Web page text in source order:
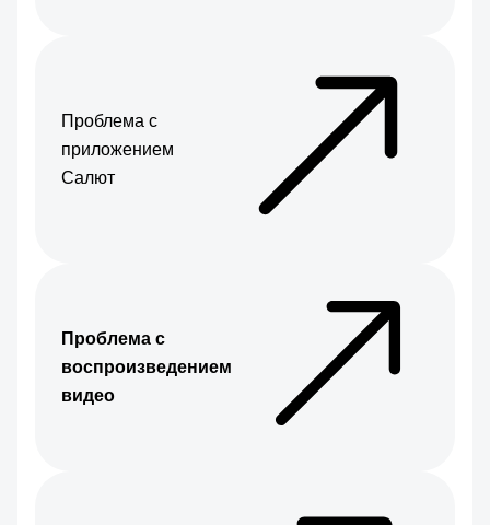
Проблема с
приложением
Салют
Проблема с
воспроизведением
видео